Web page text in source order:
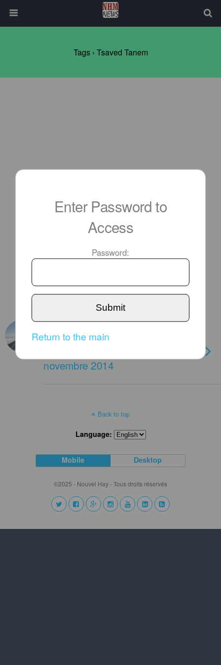
Tags › Tsaved Tanem
NOVEMBER 12TH, 2014
Air France Magazine n°211:
novembre 2014
Back to top
Language:
Mobile Desktop
©2025 - Nouvel Hay - Tous droits réservés
Enter Password to
Access
Password:
Submit
Return to the main